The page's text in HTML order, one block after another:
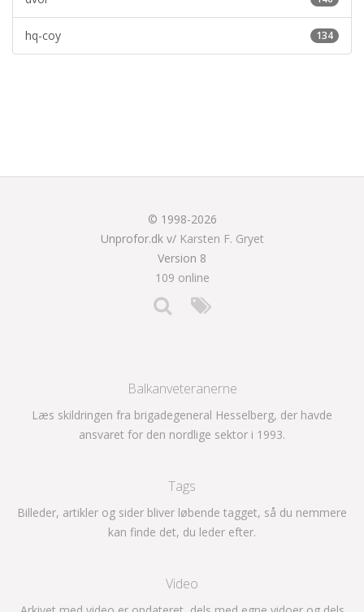
134
hq-coy
© 1998-2026
Unprofor.dk v/ Karsten F. Gryet
Version 8
109 online
Balkanveteranerne
Læs skildringen fra brigadegeneral Hesselberg, der havde
ansvaret for den nordlige sektor i 1993.
Tags
Billeder, artikler og sider bliver løbende tagget, så du nemmere
kan finde det, du leder efter.
Video